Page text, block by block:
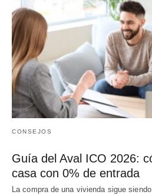
CONSEJOS
Guía del Aval ICO 2026:
casa con 0% de entrada
La compra de una vivienda sigue